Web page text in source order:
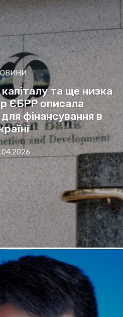
та ще низка
ЄБРР описала
фінансування в